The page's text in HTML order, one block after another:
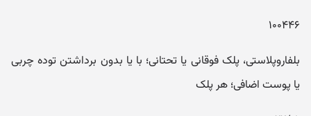
۱۰۰۴۴۶
بلفاروپلاستی، پلک فوقانی یا تحتانی؛ با یا بدون برداشتن توده چربی
یا پوست اضافی؛ هر پلک